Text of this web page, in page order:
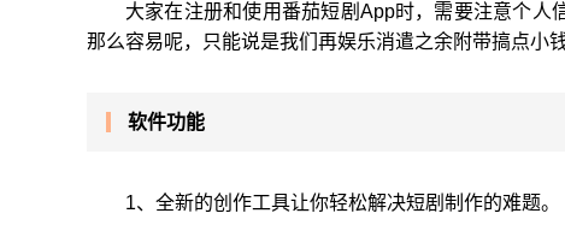
大家在注册和使用番茄短剧App时，需要注意个
那么容易呢，只能说是我们再娱乐消遣之余附带搞点小
软件功能
1、全新的创作工具让你轻松解决短剧制作的难题。